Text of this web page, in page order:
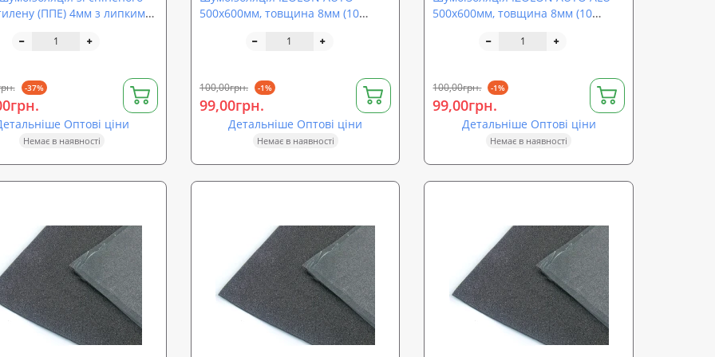
(ППЕ) 4мм з липким
-37%
Оптові ціни
Немає в наявності
500х600мм, товщина 8мм (10
100,00грн. -1%
99,00грн.
Детальніше Оптові ціни
Немає в наявності
500х600мм, товщина 8мм (10
100,00грн. -1%
99,00грн.
Детальніше Оптові ціни
Немає в наявності